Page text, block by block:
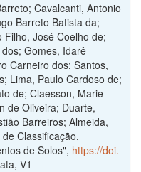
Cavalcanti, Antonio
Barreto Batista da;
Filho, José Coelho de;
Gomes, Idarê
Carneiro dos; Santos,
Lima, Paulo Cardoso de;
de; Claesson, Marie
de Oliveira; Duarte,
Barreiros; Almeida,
Classificação,
de Solos", https://doi.
V1